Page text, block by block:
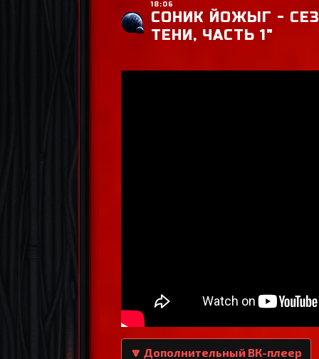
18:06
СОНИК ЙОЖЫГ -
ТЕНИ, ЧАСТЬ 1"
🔽 Дополнительный ВК-плеер